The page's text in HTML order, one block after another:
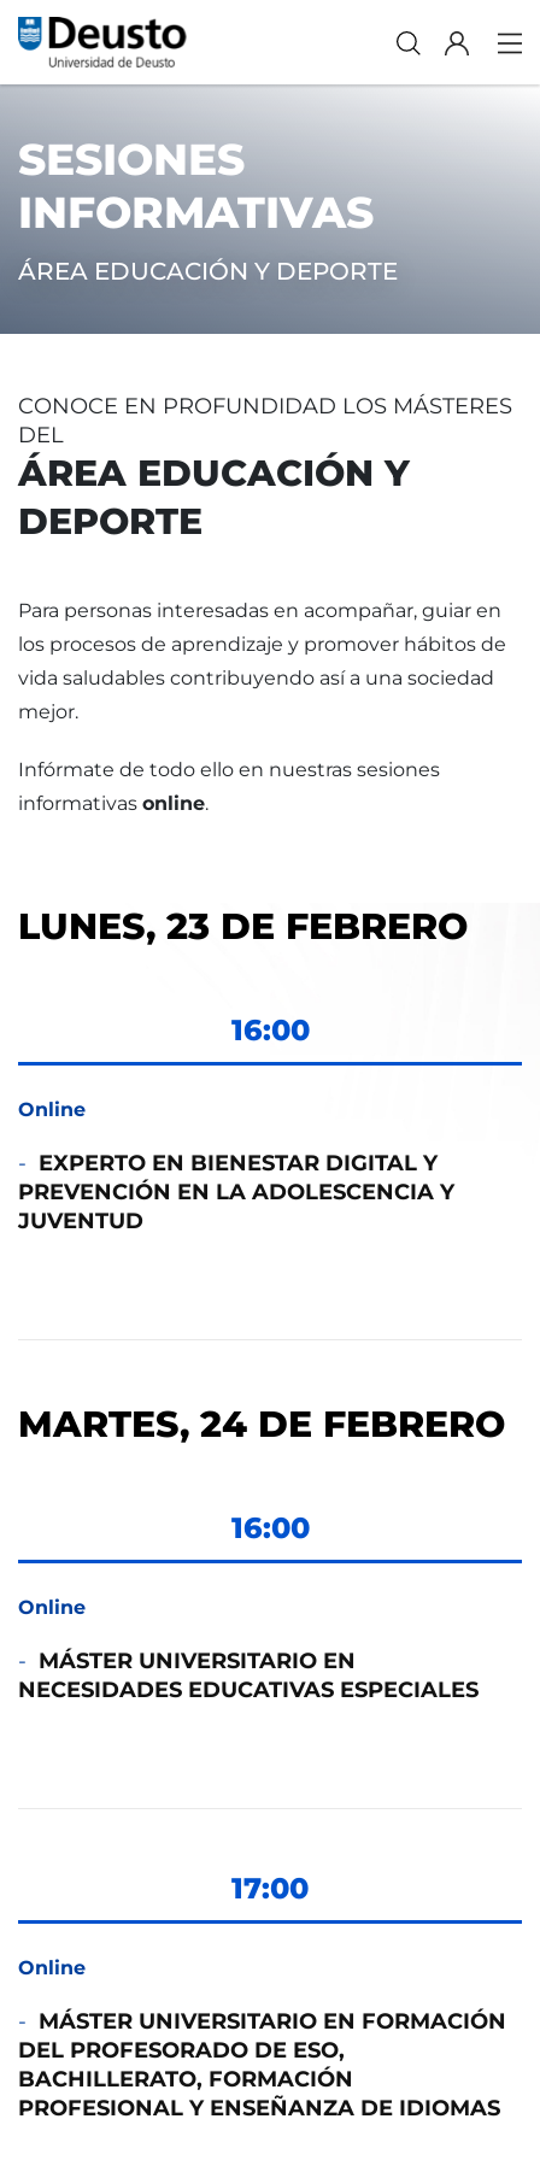
SESIONES
INFORMATIVAS
ÁREA EDUCACIÓN Y DEPORTE
CONOCE EN PROFUNDIDAD LOS MÁSTERES
DEL
ÁREA EDUCACIÓN Y
DEPORTE
Para personas interesadas en acompañar, guiar en
los procesos de aprendizaje y promover hábitos de
vida saludables contribuyendo así a una sociedad
mejor.
Infórmate de todo ello en nuestras sesiones
informativas online.
LUNES, 23 DE FEBRERO
16:00
Online
EXPERTO EN BIENESTAR DIGITAL Y
PREVENCIÓN EN LA ADOLESCENCIA Y
JUVENTUD
MARTES, 24 DE FEBRERO
16:00
Online
MÁSTER UNIVERSITARIO EN
NECESIDADES EDUCATIVAS ESPECIALES
17:00
Online
MÁSTER UNIVERSITARIO EN FORMACIÓN
DEL PROFESORADO DE ESO,
BACHILLERATO, FORMACIÓN
PROFESIONAL Y ENSEÑANZA DE IDIOMAS